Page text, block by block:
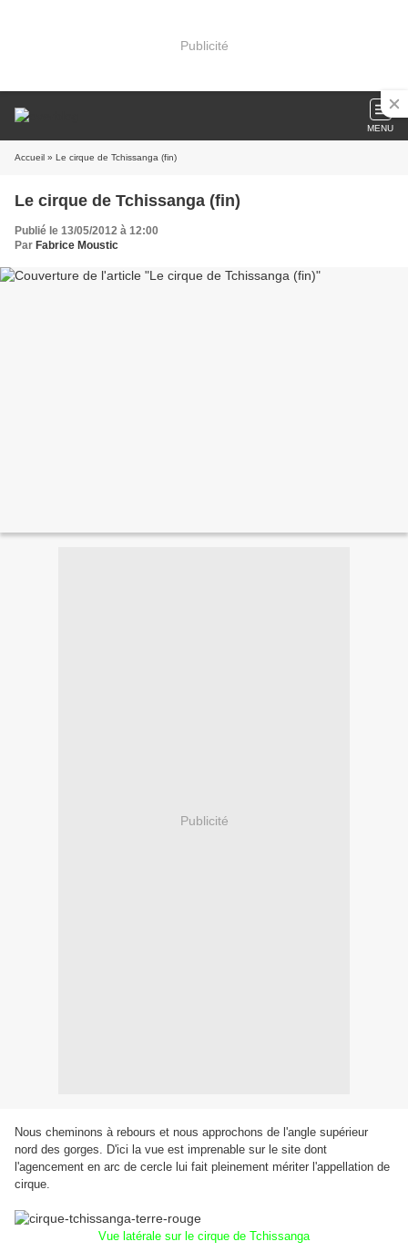
Publicité
MENU
Accueil » Le cirque de Tchissanga (fin)
Le cirque de Tchissanga (fin)
Publié le 13/05/2012 à 12:00
Par Fabrice Moustic
Publicité
Nous cheminons à rebours et nous approchons de l'angle supérieur
nord des gorges. D'ici la vue est imprenable sur le site dont
l'agencement en arc de cercle lui fait pleinement mériter l'appellation de
cirque.
Vue latérale sur le cirque de Tchissanga